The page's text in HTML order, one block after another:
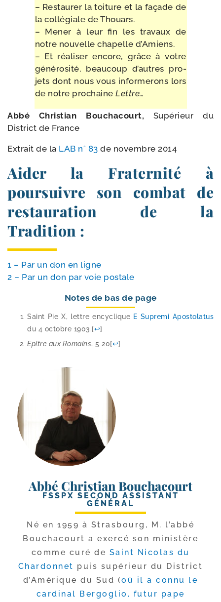
– Restaurer la toi­ture et la façade de
la col­lé­giale de Thouars.
– Mener à leur fin les tra­vaux de
notre nou­velle cha­pelle d’Amiens.
– Et réa­li­ser encore, grâce à votre
géné­ro­si­té, beau­coup d’autres pro­
jets dont nous vous infor­me­rons lors
de notre pro­chaine Lettre…
Abbé Christian Bouchacourt, Supérieur du
District de France
Extrait de la LAB n° 83 de novembre 2014
Aider la Fraternité à
poursuivre son combat de
restauration de la
Tradition :
1 – Par un don en ligne
2 – Par un don par voie postale
Notes de bas de page
Saint Pie X, lettre ency­clique E Supremi Apostolatus
du 4 octobre 1903.[↩]
Epitre aux Romains, 5 20[↩]
Abbé Christian Bouchacourt
FSSPX SECOND ASSISTANT
GÉNÉRAL
Né en 1959 à Strasbourg, M. l’ab­bé
Bouchacourt a exer­cé son minis­tère
comme curé de Saint Nicolas du
Chardonnet puis supé­rieur du District
d’Amérique du Sud (où il a connu le
car­di­nal Bergoglio, futur pape